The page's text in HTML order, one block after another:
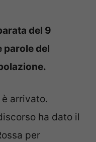
del 9
parole del
arrivato.
ha dato il
per